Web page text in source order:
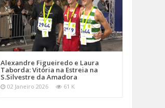
Alexandre Figueiredo e Laura
Taborda: Vitória na Estreia na
S.Silvestre da Amadora
02 Janeiro 2026 61 K